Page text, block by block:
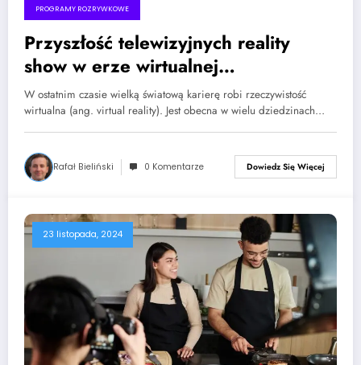
PROGRAMY ROZRYWKOWE
Przyszłość telewizyjnych reality
show w erze wirtualnej
rzeczywistości
W ostatnim czasie wielką światową karierę robi rzeczywistość
wirtualna (ang. virtual reality). Jest obecna w wielu dziedzinach…
Rafał Bieliński 0 Komentarze Dowiedz Się Więcej
23 listopada, 2024